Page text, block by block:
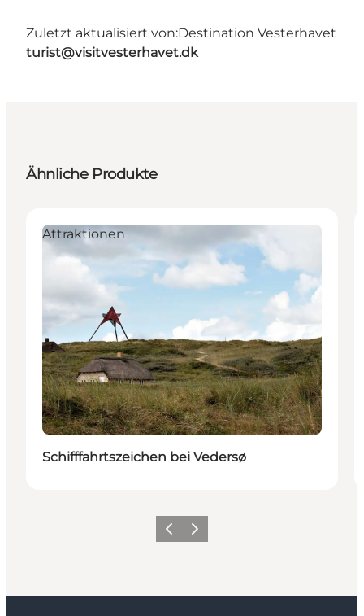
Zuletzt aktualisiert von:Destination Vesterhavet
turist@visitvesterhavet.dk
Ähnliche Produkte
Attraktionen
Schifffahrtszeichen bei Vedersø
ZurückWeiter